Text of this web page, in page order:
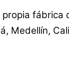
fábrica
Medellín,